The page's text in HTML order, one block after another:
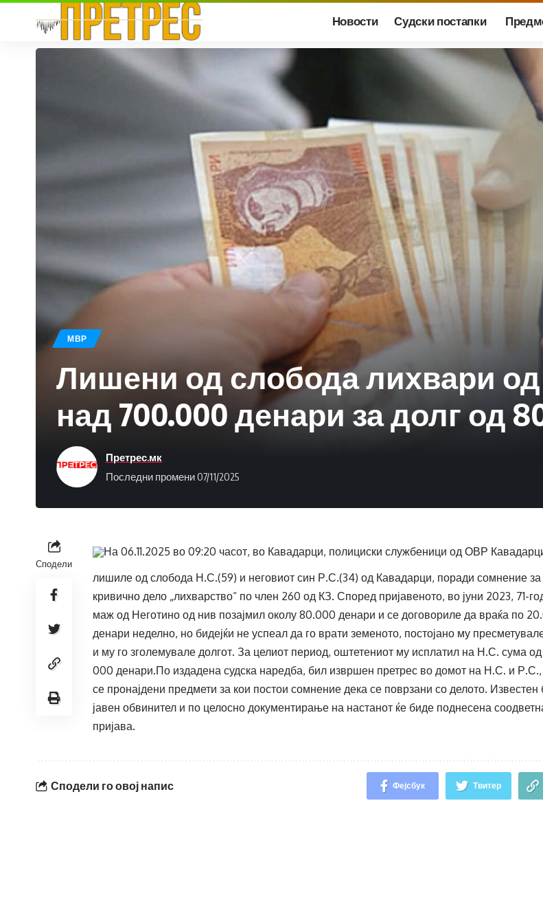
Новости Судски постапки
МВР
Лишени од слобода лихвари
над 700.000 денари за долг од
Последни промени 07/11/2025
Претрес.мк
Сподели
На 06.11.2025 во 09:20 часот, во Кавадарци, полициски службеници од ОВР
лишиле од слобода Н.С.(59) и неговиот син Р.С.(34) од Кавадарци, поради сомнение за
кривично дело „лихварство“ по член 260 од КЗ. Според пријавеното, во јуни 2023, 71-
маж од Неготино од нив позајмил околу 80.000 денари и се договориле да враќа по
денари неделно, но бидејќи не успеал да го врати земеното, постојано му
и му го зголемувале долгот. За целиот период, оштетениот му исплатил на Н.С. сума
000 денари.По издадена судска наредба, бил извршен претрес во домот на Н.С. и
се пронајдени предмети за кои постои сомнение дека се поврзани со делото. Известен
јавен обвинител и по целосно документирање на настанот ќе биде поднесена
пријава.
Сподели го овој напис Фејсбук Твитер